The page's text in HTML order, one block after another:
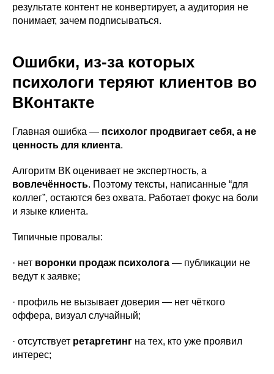
результате контент не конвертирует, а аудитория не
понимает, зачем подписываться.
Ошибки, из-за которых
психологи теряют клиентов во
ВКонтакте
Главная ошибка — психолог продвигает себя, а не
ценность для клиента.
Алгоритм ВК оценивает не экспертность, а
вовлечённость. Поэтому тексты, написанные “для
коллег”, остаются без охвата. Работает фокус на боли
и языке клиента.
Типичные провалы:
· нет воронки продаж психолога — публикации не
ведут к заявке;
· профиль не вызывает доверия — нет чёткого
оффера, визуал случайный;
· отсутствует ретаргетинг на тех, кто уже проявил
интерес;